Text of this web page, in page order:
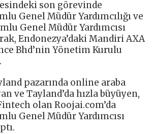
son görevinde
Genel Müdür Yardımcılığı ve
Genel Müdür Yardımcısı
Endonezya’daki Mandiri AXA
Bhd’nin Yönetim Kurulu
pazarında online araba
ve Tayland’da hızla büyüyen,
olan Roojai.com’da
Genel Müdür Yardımcısı